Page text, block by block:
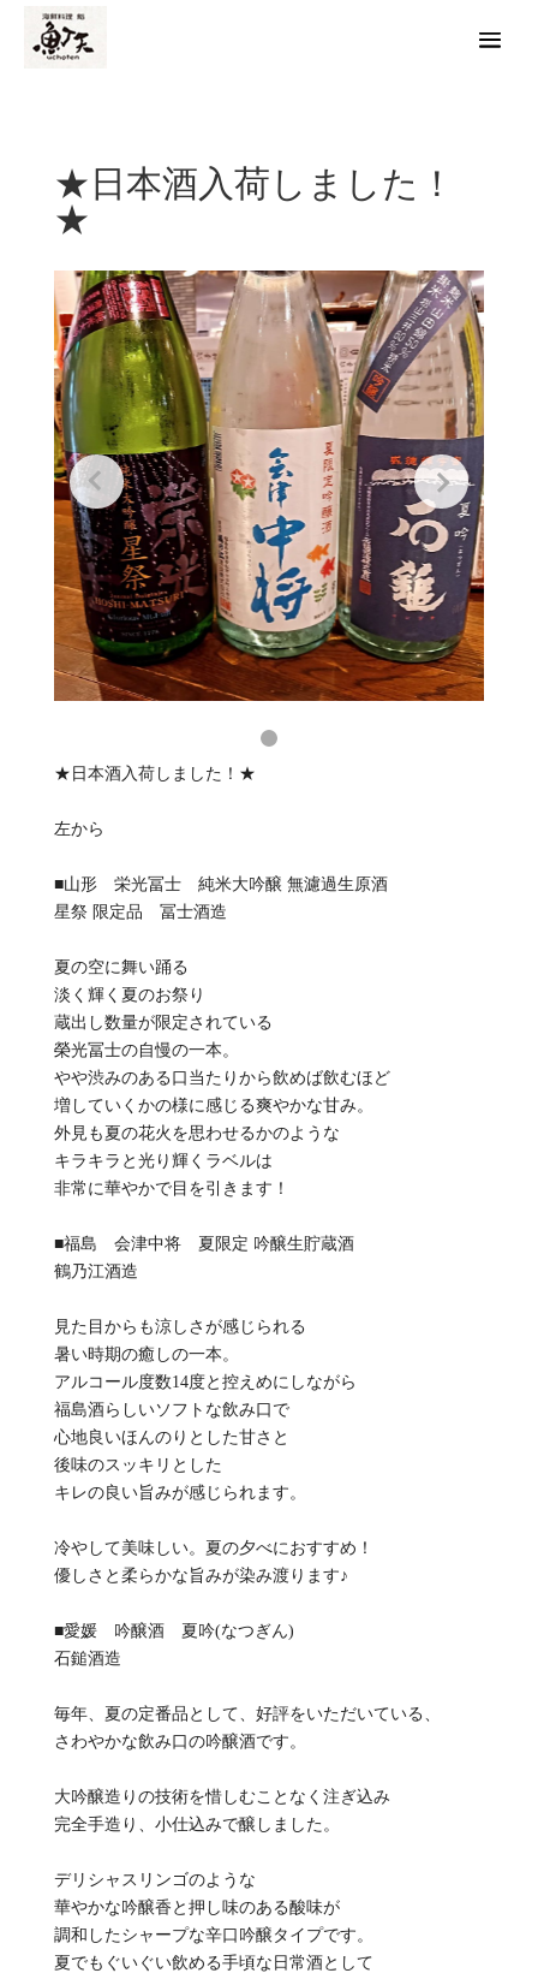
★日本酒入荷しました！
★
★日本酒入荷しました！★
左から
■山形 栄光冨士 純米大吟醸 無濾過生原酒
星祭 限定品 冨士酒造
夏の空に舞い踊る
淡く輝く夏のお祭り
蔵出し数量が限定されている
榮光冨士の自慢の一本。
やや渋みのある口当たりから飲めば飲むほど
増していくかの様に感じる爽やかな甘み。
外見も夏の花火を思わせるかのような
キラキラと光り輝くラベルは
非常に華やかで目を引きます！
■福島 会津中将 夏限定 吟醸生貯蔵酒
鶴乃江酒造
見た目からも涼しさが感じられる
暑い時期の癒しの一本。
アルコール度数14度と控えめにしながら
福島酒らしいソフトな飲み口で
心地良いほんのりとした甘さと
後味のスッキリとした
キレの良い旨みが感じられます。
冷やして美味しい。夏の夕べにおすすめ！
優しさと柔らかな旨みが染み渡ります♪
■愛媛 吟醸酒 夏吟(なつぎん)
石鎚酒造
毎年、夏の定番品として、好評をいただいている、
さわやかな飲み口の吟醸酒です。
大吟醸造りの技術を惜しむことなく注ぎ込み
完全手造り、小仕込みで醸しました。
デリシャスリンゴのような
華やかな吟醸香と押し味のある酸味が
調和したシャープな辛口吟醸タイプです。
夏でもぐいぐい飲める手頃な日常酒として